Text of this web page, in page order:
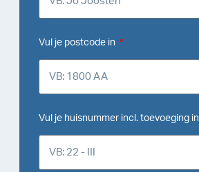
Vul je postcode in
Vul je huisnummer incl. toevoeging in